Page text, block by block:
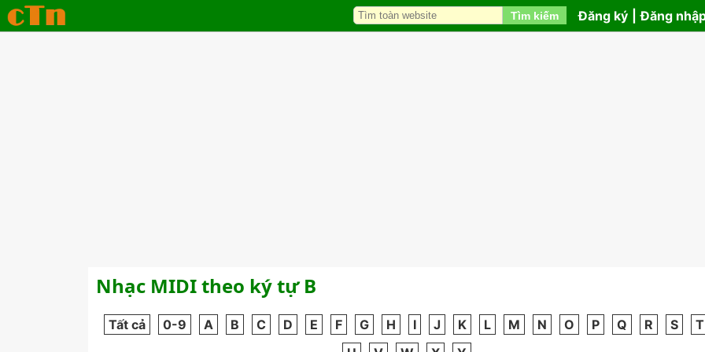
Tìm kiếm Đăng ký Đăng
Nhạc MIDI theo ký tự B
Tất cả 0-9 A B C D E F G H I J K L M N O P Q R S
T